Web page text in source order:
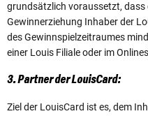
grundsätzlich voraussetzt, dass
Gewinnerziehung Inhaber der
des Gewinnspielzeitraumes
einer Louis Filiale oder im
3. Partner der LouisCard:
Ziel der LouisCard ist es, dem